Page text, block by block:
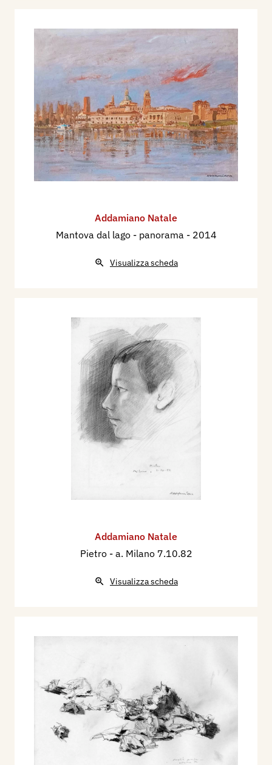
Addamiano Natale
Mantova dal lago - panorama - 2014
Visualizza scheda
Addamiano Natale
Pietro - a. Milano 7.10.82
Visualizza scheda